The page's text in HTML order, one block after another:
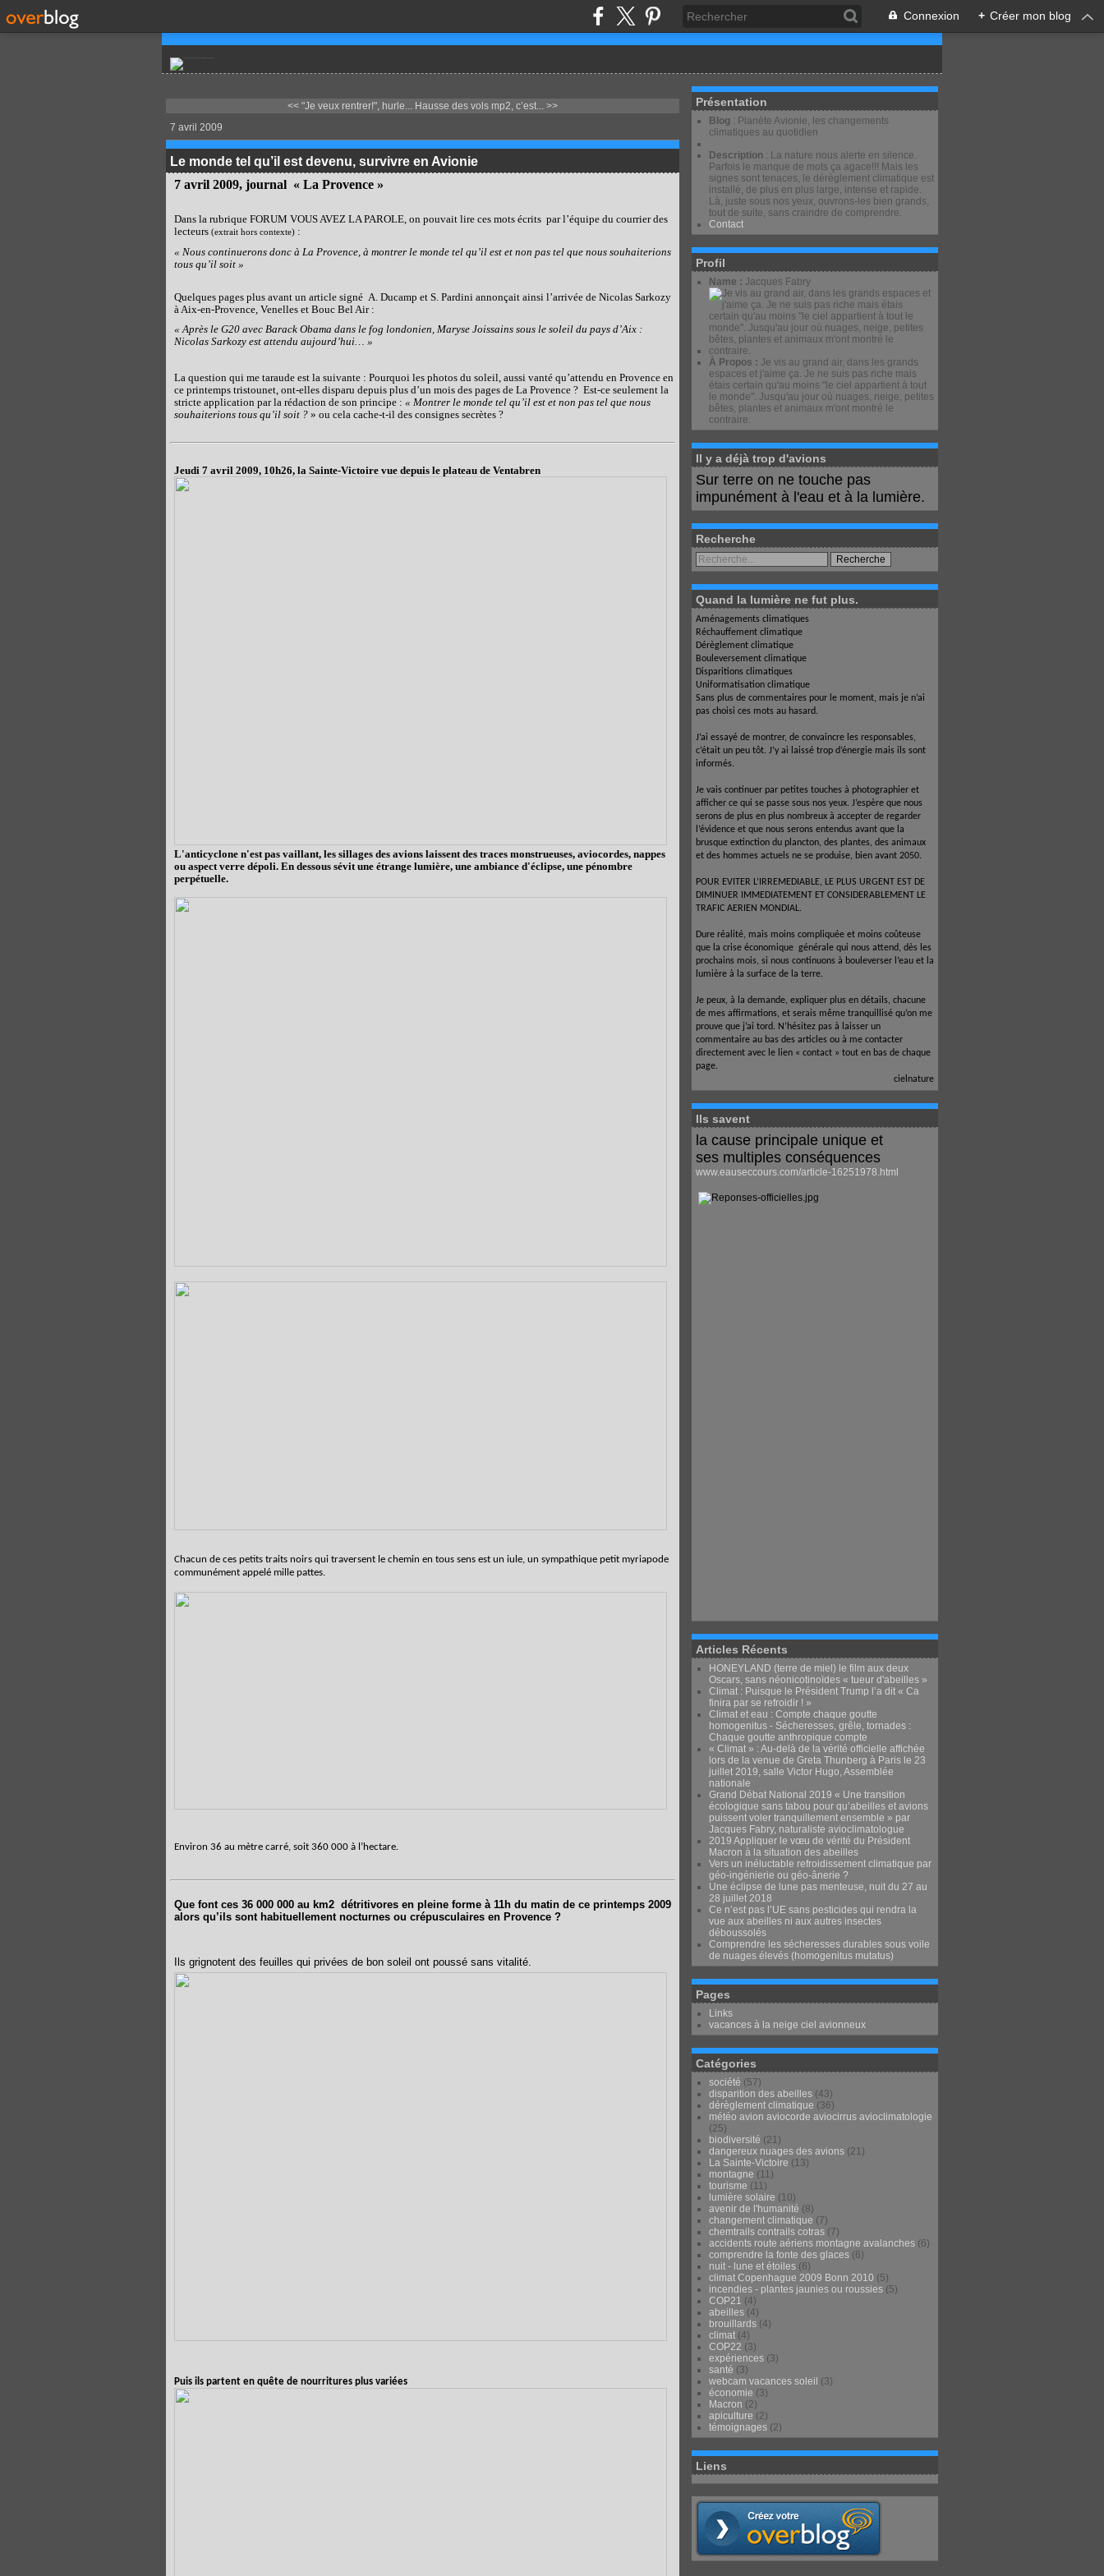
Connexion + Créer mon blog
<< "Je veux rentrer!", hurle... Hausse des vols mp2, c’est... >>
7 avril 2009
Le monde tel qu’il est devenu, survivre en Avionie
7 avril 2009, journal « La Provence »
Dans la rubrique FORUM VOUS AVEZ LA PAROLE, on pouvait lire ces mots écrits par l’équipe du courrier des
lecteurs (extrait hors contexte) :
« Nous continuerons donc à La Provence, à montrer le monde tel qu’il est et non pas tel que nous souhaiterions
tous qu’il soit »
Quelques pages plus avant un article signé A. Ducamp et S. Pardini annonçait ainsi l’arrivée de Nicolas Sarkozy
à Aix-en-Provence, Venelles et Bouc Bel Air :
« Après le G20 avec Barack Obama dans le fog londonien, Maryse Joissains sous le soleil du pays d’Aix :
Nicolas Sarkozy est attendu aujourd’hui… »
La question qui me taraude est la suivante : Pourquoi les photos du soleil, aussi vanté qu’attendu en Provence en
ce printemps tristounet, ont-elles disparu depuis plus d’un mois des pages de La Provence ? Est-ce seulement la
stricte application par la rédaction de son principe : « Montrer le monde tel qu’il est et non pas tel que nous
souhaiterions tous qu’il soit ? » ou cela cache-t-il des consignes secrètes ?
Jeudi 7 avril 2009, 10h26, la Sainte-Victoire vue depuis le plateau de Ventabren
L'anticyclone n'est pas vaillant, les sillages des avions laissent des traces monstrueuses, aviocordes, nappes
ou aspect verre dépoli. En dessous sévit une étrange lumière, une ambiance d'éclipse, une pénombre
perpétuelle.
Chacun de ces petits traits noirs qui traversent le chemin en tous sens est un iule, un sympathique petit myriapode
communément appelé mille pattes.
Environ 36 au mètre carré, soit 360 000 à l’hectare.
Que font ces 36 000 000 au km2 détritivores en pleine forme à 11h du matin de ce printemps 2009
alors qu’ils sont habituellement nocturnes ou crépusculaires en Provence ?
Ils grignotent des feuilles qui privées de bon soleil ont poussé sans vitalité.
Puis ils partent en quête de nourritures plus variées
Présentation
Blog : Planète Avionie, les changements
climatiques au quotidien
Description : La nature nous alerte en silence.
Parfois le manque de mots ça agace!!! Mais les
signes sont tenaces, le dérèglement climatique est
installé, de plus en plus large, intense et rapide.
Là, juste sous nos yeux, ouvrons-les bien grands,
tout de suite, sans craindre de comprendre.
Contact
Profil
Name : Jacques Fabry
À Propos : Je vis au grand air, dans les grands
espaces et j'aime ça. Je ne suis pas riche mais
étais certain qu'au moins "le ciel appartient à tout
le monde". Jusqu'au jour où nuages, neige, petites
bêtes, plantes et animaux m'ont montré le
contraire.
Il y a déjà trop d'avions
Sur terre on ne touche pas
impunément à l'eau et à la lumière.
Recherche
Quand la lumière ne fut plus.
Aménagements climatiques
Réchauffement climatique
Dérèglement climatique
Bouleversement climatique
Disparitions climatiques
Uniformatisation climatique
Sans plus de commentaires pour le moment, mais je n’ai
pas choisi ces mots au hasard.
J’ai essayé de montrer, de convaincre les responsables,
c’était un peu tôt. J’y ai laissé trop d’énergie mais ils sont
informés.
Je vais continuer par petites touches à photographier et
afficher ce qui se passe sous nos yeux. J’espère que nous
serons de plus en plus nombreux à accepter de regarder
l’évidence et que nous serons entendus avant que la
brusque extinction du plancton, des plantes, des animaux
et des hommes actuels ne se produise, bien avant 2050.
POUR EVITER L’IRREMEDIABLE, LE PLUS URGENT EST DE
DIMINUER IMMEDIATEMENT ET CONSIDERABLEMENT LE
TRAFIC AERIEN MONDIAL.
Dure réalité, mais moins compliquée et moins coûteuse
que la crise économique générale qui nous attend, dès les
prochains mois, si nous continuons à bouleverser l’eau et la
lumière à la surface de la terre.
Je peux, à la demande, expliquer plus en détails, chacune
de mes affirmations, et serais même tranquillisé qu’on me
prouve que j’ai tord. N’hésitez pas à laisser un
commentaire au bas des articles ou à me contacter
directement avec le lien « contact » tout en bas de chaque
page.
cielnature
Ils savent
la cause principale unique et
ses multiples conséquences
www.eauseccours.com/article-16251978.html
Articles Récents
HONEYLAND (terre de miel) le film aux deux
Oscars, sans néonicotinoïdes « tueur d'abeilles »
Climat : Puisque le Président Trump l’a dit « Ca
finira par se refroidir ! »
Climat et eau : Compte chaque goutte
homogenitus - Sécheresses, grêle, tornades :
Chaque goutte anthropique compte
« Climat » : Au-delà de la vérité officielle affichée
lors de la venue de Greta Thunberg à Paris le 23
juillet 2019, salle Victor Hugo, Assemblée
nationale
Grand Débat National 2019 « Une transition
écologique sans tabou pour qu’abeilles et avions
puissent voler tranquillement ensemble » par
Jacques Fabry, naturaliste avioclimatologue
2019 Appliquer le vœu de vérité du Président
Macron à la situation des abeilles
Vers un inéluctable refroidissement climatique par
géo-ingénierie ou géo-ânerie ?
Une éclipse de lune pas menteuse, nuit du 27 au
28 juillet 2018
Ce n’est pas l’UE sans pesticides qui rendra la
vue aux abeilles ni aux autres insectes
déboussolés
Comprendre les sécheresses durables sous voile
de nuages élevés (homogenitus mutatus)
Pages
Links
vacances à la neige ciel avionneux
Catégories
société (57)
disparition des abeilles (43)
dérèglement climatique (36)
météo avion aviocorde aviocirrus avioclimatologie
(25)
biodiversité (21)
dangereux nuages des avions (21)
La Sainte-Victoire (13)
montagne (11)
tourisme (11)
lumière solaire (10)
avenir de l'humanité (8)
changement climatique (7)
chemtrails contrails cotras (7)
accidents route aériens montagne avalanches (6)
comprendre la fonte des glaces (6)
nuit - lune et étoiles (6)
climat Copenhague 2009 Bonn 2010 (5)
incendies - plantes jaunies ou roussies (5)
COP21 (4)
abeilles (4)
brouillards (4)
climat (4)
COP22 (3)
expériences (3)
santé (3)
webcam vacances soleil (3)
économie (3)
Macron (2)
apiculture (2)
témoignages (2)
Liens